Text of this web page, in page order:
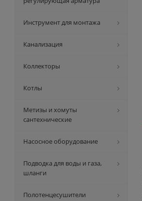
Инструмент для монтажа
Канализация
Коллекторы
Котлы
Метизы и хомуты
сантехнические
Насосное оборудование
Подводка для воды и газа,
шланги
Полотенцесушители